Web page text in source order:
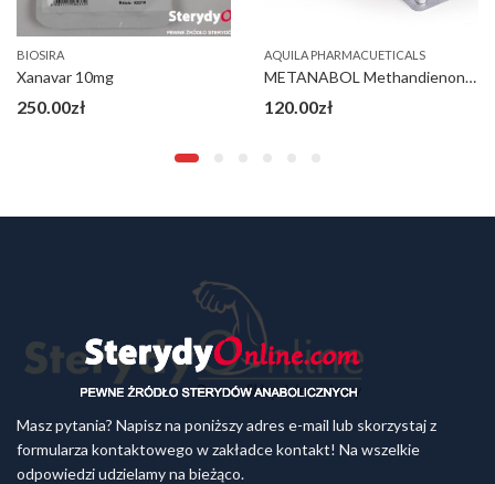
BIOSIRA
Xanavar 10mg
250.00zł
AQUILA PHARMACUETICALS
METANABOL Methandienone 10 mg Aquila
120.00zł
Masz pytania? Napisz na poniższy adres e-mail lub skorzystaj z
formularza kontaktowego w zakładce kontakt! Na wszelkie
odpowiedzi udzielamy na bieżąco.